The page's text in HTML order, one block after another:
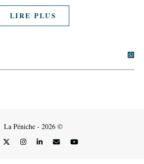
LIRE PLUS
La Péniche - 2026 ©